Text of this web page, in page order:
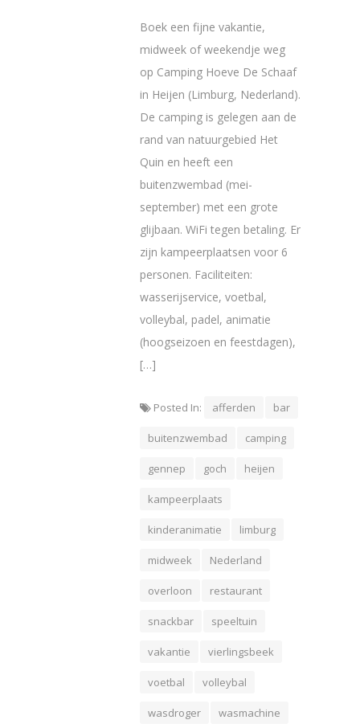
Boek een fijne vakantie,
midweek of weekendje weg
op Camping Hoeve De Schaaf
in Heijen (Limburg, Nederland).
De camping is gelegen aan de
rand van natuurgebied Het
Quin en heeft een
buitenzwembad (mei-
september) met een grote
glijbaan. WiFi tegen betaling. Er
zijn kampeerplaatsen voor 6
personen. Faciliteiten:
wasserijservice, voetbal,
volleybal, padel, animatie
(hoogseizoen en feestdagen),
[…]
Posted In: afferden bar
buitenzwembad camping
gennep goch heijen
kampeerplaats
kinderanimatie limburg
midweek Nederland
overloon restaurant
snackbar speeltuin
vakantie vierlingsbeek
voetbal volleybal
wasdroger wasmachine